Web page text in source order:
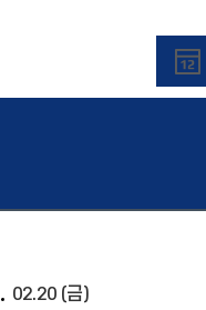
02.20 (금)